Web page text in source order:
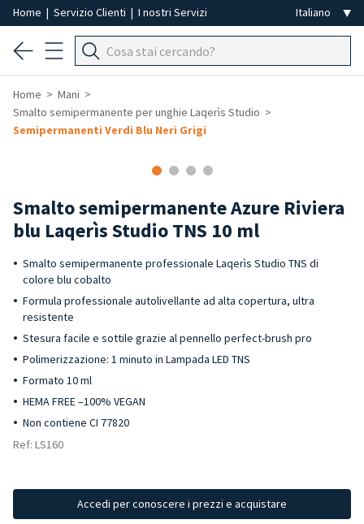
Home | Servizio Clienti | I nostri Servizi
Home
Mani
Smalto semipermanente per unghie Laqerìs Studio
Semipermanenti Verdi Blu Neri Grigi
Smalto semipermanente Azure Riviera
blu Laqerìs Studio TNS 10 ml
Smalto semipermanente professionale Laqerìs Studio TNS di
colore blu cobalto
Formula professionale autolivellante ad alta copertura, ultra
resistente
Stesura facile e sottile grazie al pennello perfect-brush pro
Polimerizzazione: 1 minuto in Lampada LED TNS
Formato 10 ml
HEMA FREE –100% VEGAN
Non contiene CI 77820
Ref: LS160
Accedi per conoscere i prezzi e acquistare